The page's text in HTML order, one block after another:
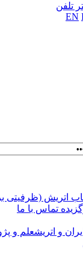
تلفن
EN
اتریش
تماس با ما
و اتریشعلم و